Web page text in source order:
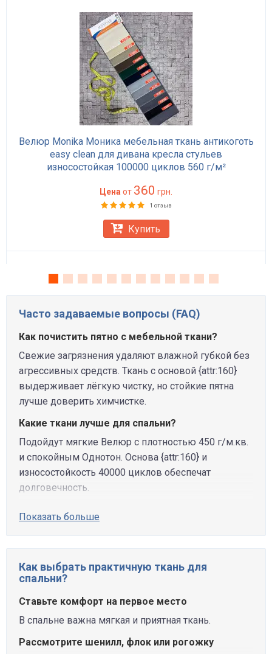
Велюр Monika Моника мебельная ткань антикоготь
easy clean для дивана кресла стульев
износостойкая 100000 циклов 560 г/м²
Цена от 360 грн.
1 отзыв
Купить
Часто задаваемые вопросы (FAQ)
Как почистить пятно с мебельной ткани?
Свежие загрязнения удаляют влажной губкой без
агрессивных средств. Ткань с основой {attr:160}
выдерживает лёгкую чистку, но стойкие пятна
лучше доверить химчистке.
Какие ткани лучше для спальни?
Подойдут мягкие Велюр с плотностью 450 г/м.кв.
и спокойным Однотон. Основа {attr:160} и
износостойкость 40000 циклов обеспечат
долговечность.
Показать больше
Как выбрать практичную ткань для
спальни?
Ставьте комфорт на первое место
В спальне важна мягкая и приятная ткань.
Рассмотрите шенилл, флок или рогожку